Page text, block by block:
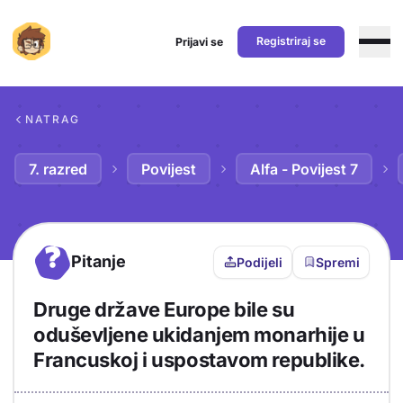
Prijavi se Registriraj se
NATRAG
7. razred Povijest Alfa - Povijest 7
? Pitanje Podijeli Spremi
Druge države Europe bile su
oduševljene ukidanjem monarhije u
Francuskoj i uspostavom republike.